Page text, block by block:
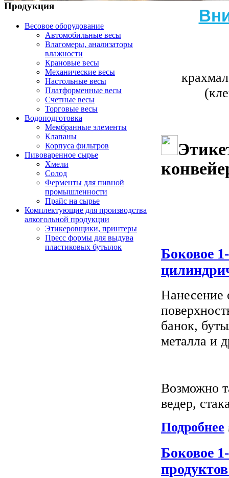
Продукция
Весовое оборудование
Автомобильные весы
Влагомеры, анализаторы
влажности
Крановые весы
Механические весы
Настольные весы
Платформенные весы
Счетные весы
Торговые весы
Водоподготовка
Мембранные элементы
Клапаны
Корпуса фильтров
Пивоваренное сырье
Хмели
Солод
Ферменты для пивной
промышленности
Прайс на сырье
Комплектующие для производства
алкогольной продукции
Этикеровщики, принтеры
Пресс формы для выдува
пластиковых бутылок
Боковое
Нанесение
банок,
металла и
Возможно
ведер,
Подробнее
Боковое